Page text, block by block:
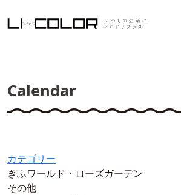
Calendar
カテゴリー
ぎふワールド・ローズガーデン
その他